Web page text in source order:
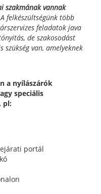
szakmának vannak
A felkészültségünk több
feladatok java
de szakosodást
van, amelyeknek
a nyílászárók
speciális
pl:
portál